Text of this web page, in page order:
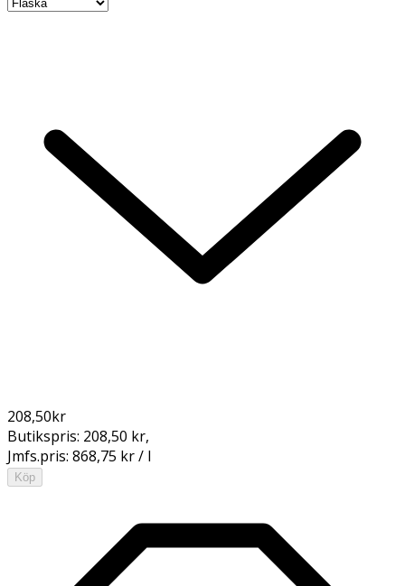
208,50kr
Butikspris: 208,50 kr,
Jmfs.pris: 868,75 kr / l
Köp